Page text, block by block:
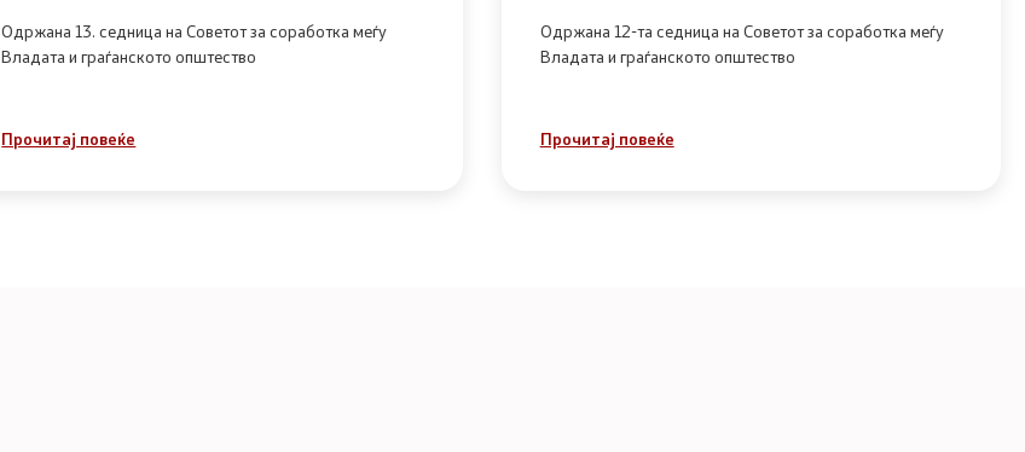
Одржана 13. седница на Советот за соработка меѓу
Владата и граѓанското општество
Прочитај повеќе
Одржана 12-та седница на Советот за соработка меѓу
Владата и граѓанското општество
Прочитај повеќе